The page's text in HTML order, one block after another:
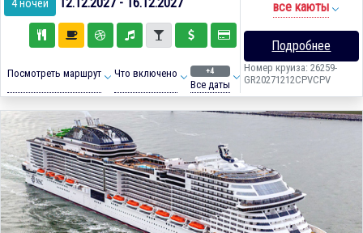
4 ночей
Посмотреть маршрут Что включено +4
Все даты
все каюты
Подробнее
Номер круиза: 26259-
GR20271212CPVCPV